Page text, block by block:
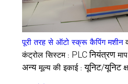
पूरी तरह से ऑटो स्क्रू कैपिंग मशीन
कंट्रोल सिस्टम : PLC नियंत्रण
अन्य मूल्य की इकाई : यूनिट/यूनिट